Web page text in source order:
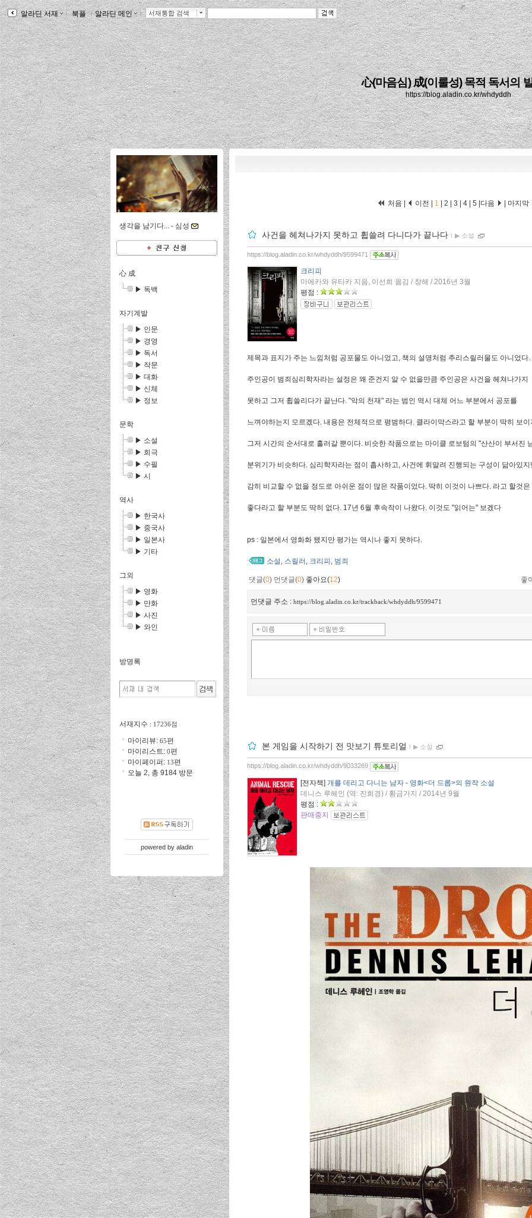
알라딘 서재 ｌ북플ｌ알라딘 메인 ｌ 서재통합 검색
心(마음심) 成(이룰성) 목적 독서의
https://blog.aladin.co.kr/whdyddh
처음 | 이전 | 1 2 3 4 5 다음 마지막
사건을 헤쳐나가지 못하고 휩쓸려 다니다가 끝나다 ｌ ▶ 소설
https://blog.aladin.co.kr/whdyddh/9599471
크리피
마에카와 유타카 지음, 이선희 옮김 / 창해 / 2016년 3월
평점 :
제목과 표지가 주는 느낌처럼 공포물도 아니었고, 책의 설명처럼 추리스릴러물도 아니었다.
주인공이 범죄심리학자라는 설정은 왜 준건지 알 수 없을만큼 주인공은 사건을 헤쳐나가지
못하고 그저 휩쓸리다가 끝난다. "악의 천재" 라는 범인 역시 대체 어느 부분에서 공포를
느껴야하는지 모르겠다. 내용은 전체적으로 평범하다. 클라이막스라고 할 부분이 딱히 보이
그저 시간의 순서대로 흘러갈 뿐이다. 비슷한 작품으로는 마이클 로보텀의 "산산이 부서진
분위기가 비슷하다. 심리학자라는 점이 흡사하고, 사건에 휘말려 진행되는 구성이 닮아있지
감히 비교할 수 없을 정도로 아쉬운 점이 많은 작품이었다. 딱히 이것이 나쁘다. 라고 할것은
좋다라고 할 부분도 딱히 없다. 17년 6월 후속작이 나왔다. 이것도 "읽어는" 보겠다
ps : 일본에서 영화화 됐지만 평가는 역시나 좋지 못하다.
소설 , 스릴러 , 크리피 , 범죄
댓글(0) 먼댓글(0) 좋아요(12) 좋
먼댓글 주소 : https://blog.aladin.co.kr/trackback/whdyddh/9599471
본 게임을 시작하기 전 맛보기 튜토리얼 ｌ ▶ 소설
https://blog.aladin.co.kr/whdyddh/9033269
[전자책] 개를 데리고 다니는 남자 - 영화<더 드롭>의 원작 소설
데니스 루헤인 (역: 진희경) / 황금가지 / 2014년 9월
평점 :
판매중지
생각을 남기다... - 심성
心 成
▶ 독백
자기계발
▶ 인문
▶ 경영
▶ 독서
▶ 작문
▶ 대화
▶ 신체
▶ 정보
문학
▶ 소설
▶ 희극
▶ 수필
▶ 시
역사
▶ 한국사
▶ 중국사
▶ 일본사
▶ 기타
그외
▶ 영화
▶ 만화
▶ 사진
▶ 와인
방명록
서재지수 : 17236점
마이리뷰: 65편
마이리스트: 0편
마이페이퍼: 13편
오늘 2, 총 9184 방문
powered by aladin